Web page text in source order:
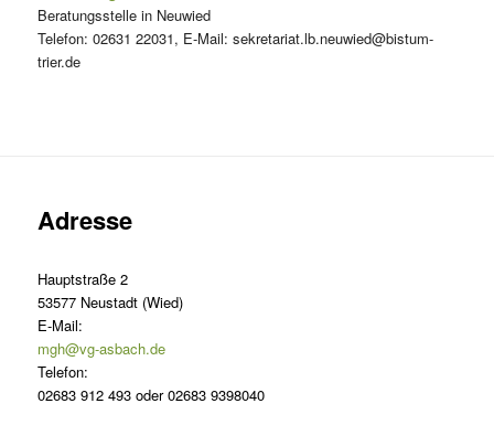
Beratungsstelle in Neuwied
Telefon: 02631 22031, E-Mail: sekretariat.lb.neuwied@bistum-
trier.de
Adresse
Hauptstraße 2
53577 Neustadt (Wied)
E-Mail:
mgh@vg-asbach.de
Telefon:
02683 912 493 oder 02683 9398040